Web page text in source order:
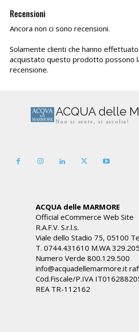
Recensioni
Ancora non ci sono recensioni.
Solamente clienti che hanno
acquistato questo prodotto possono
recensione.
ACQUA delle
Non si sente, si ascolta!
ACQUA delle MARMORE
Official eCommerce Web Site
R.A.F.V. S.r.l.s.
Viale dello Stadio 75, 05100
T. 0744.431610 M.WA
Numero Verde 800.129.500
info@acquadellemarmore.it
Cod.Fiscale/P.IVA
REA TR-112162